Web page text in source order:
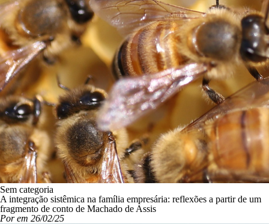
Sem categoria
A integração sistêmica na família empresária: reflexões a partir de um
fragmento de conto de Machado de Assis
Por em 26/02/25